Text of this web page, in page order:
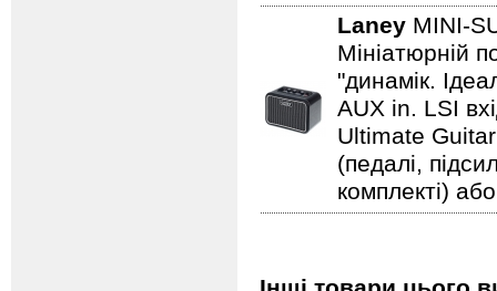
Laney MINI-
Мініатюрній
"динамік.
AUX in. LSI
Ultimate Guitar
(педалі,
комплекті)